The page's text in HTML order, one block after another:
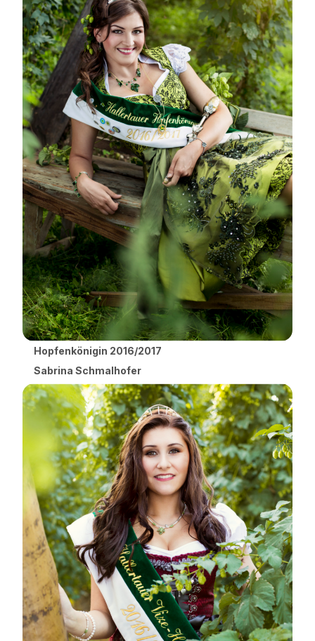
Hopfenkönigin 2016/2017
Sabrina Schmalhofer